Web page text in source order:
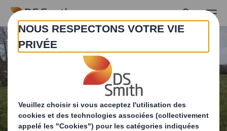
Skip to main content